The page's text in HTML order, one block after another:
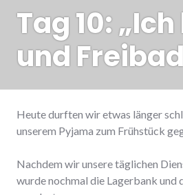
Tag 10:
und Freibad
Heute durften wir etwas länger
unserem Pyjama zum Frühstück
Nachdem wir unsere täglichen
wurde nochmal die Lagerbank